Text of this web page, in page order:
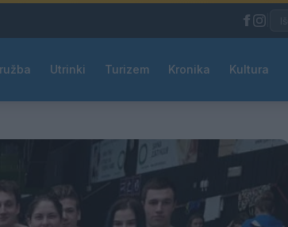
Utrinki Turizem Kronika Kultura